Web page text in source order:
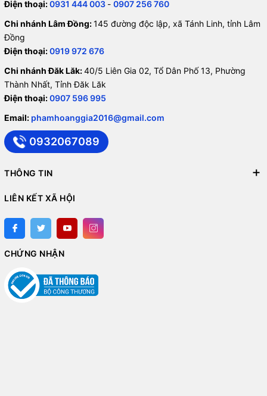
Điện thoại:0931 444 003 - 0907 256 760
Chi nhánh Lâm Đồng:145 đường độc lập, xã Tánh Linh, tỉnh Lâm
Đồng
Điện thoại:0919 972 676
Chi nhánh Đăk Lăk:40/5 Liên Gia 02, Tổ Dân Phố 13, Phường
Thành Nhất, Tỉnh Đăk Lăk
Điện thoại:0907 596 995
Email: phamhoanggia2016@gmail.com
0932067089
THÔNG TIN
LIÊN KẾT XÃ HỘI
CHỨNG NHẬN